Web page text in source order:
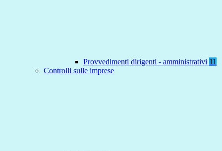
Provvedimenti dirigenti - amministrativi 11
Controlli sulle imprese